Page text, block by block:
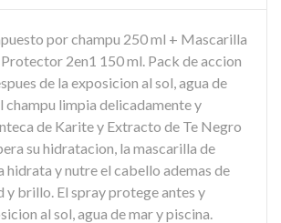
por champu 250 ml + Mascarilla
2en1 150 ml. Pack de accion
de la exposicion al sol, agua de
champu limpia delicadamente y
de Karite y Extracto de Te Negro
su hidratacion, la mascarilla de
hidrata y nutre el cabello ademas de
y brillo. El spray protege antes y
al sol, agua de mar y piscina.